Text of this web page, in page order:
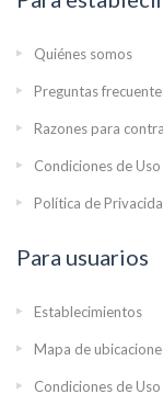
Quiénes somos
Preguntas
Razones para
Condiciones de Uso
Política de
Para usuarios
Establecimientos
Mapa de
Condiciones de Uso